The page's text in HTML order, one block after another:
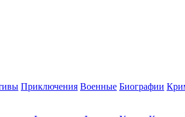
Приключения Военные Биографии